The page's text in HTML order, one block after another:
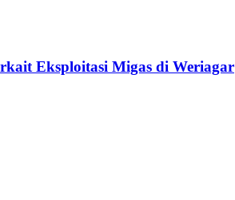
Eksploitasi Migas di Weriagar